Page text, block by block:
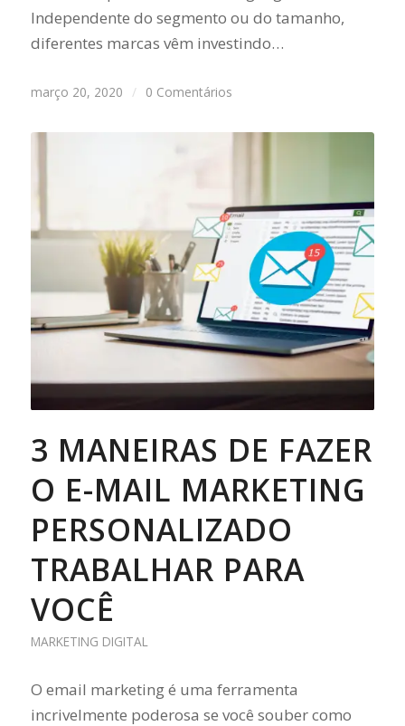
Independente do segmento ou do tamanho,
diferentes marcas vêm investindo…
março 20, 2020 / 0 Comentários
3 MANEIRAS DE FAZER
O E-MAIL MARKETING
PERSONALIZADO
TRABALHAR PARA
VOCÊ
MARKETING DIGITAL
O email marketing é uma ferramenta
incrivelmente poderosa se você souber como